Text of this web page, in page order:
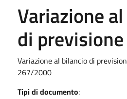
Variazione
di previsione
Variazione al bilancio di
267/2000
Tipi di documento: